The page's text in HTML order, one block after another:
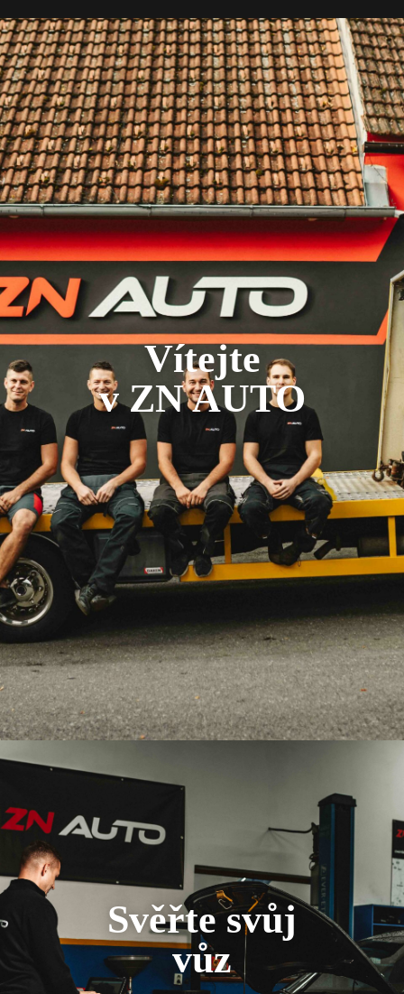
Vítejte
v ZN AUTO
Svěřte svůj
vůz